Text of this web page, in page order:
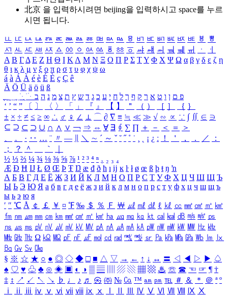
北京 을 입력하시려면 beijing을 입력하시고 space를 누르
시면 됩니다.
ㅥ ㅦ ㅧ ㅨ ㅩ ㅪ ㅫ ㅬ ㅭ ㅮ ㅯ ㅰ ㅱ ㅲ ㅳ ㅴ ㅵ ㅶ ㅷ ㅸ
ㅹ
ㅺ ㅻ ㅼ ㅽ ㅾ ㅿ ㆀ ㆁ ㆂ ㆃ ㆄ ㆅ ㆆ ㆇ ㆈ ㆉ ㆊ ㆋ ㆌ ㆍ
ㆎ
Α Β ΓΔ Ε Ζ Η Θ Ι ΚΛ Μ Ν Ξ Ο Π Ρ Σ ΤΥ Φ Χ Ψ Ω α β γ δ ε ζ η
θ ι κ λ μ ν ξ ο π ρ σ τ υ φ χ ψ ω
á à Á À é è É È ç Ç ê
Ä Ö Ü ä ö ü ß
ִֶֹ ֻּ ׁׂ פ ם ן ו ט א ר ק ף ך ל ח י ע כ ג ד ש ץ ת צ מ נ ה ב
‘ ’ “ ” 〔 〕 〈 〉 「 」 『 』 【 】 ＂ （ ） ［ ］ ｛ ｝
± × ÷ ≠ ≤ ≥ ∞ ∴ ♂ ♀ ∠ ⊥ ⌒ ∂ ∇ ≡ ≒ ≪ ≫ √ ∽ ∝ ∵ ∫ ∬ ∈ ∋
⊆ ⊇ ⊂ ⊃ ∪ ∩ ∧ ∨ ￢ ⇒ ⇔ ∀ ∃ ∮ ∑ ∏ ＋ － ＜ ＝
＞
、
。 · ‥ … ¨ 〃 ― ＼ ∼ ´ ～ ˇ ˘ ˝ ˚ ˙ ¸ ¡ ¿ ː ！ ＇ ， ． ／
：
；
？ ＾ ｀
½ ⅓ ⅔ ¼ ¾ ⅛ ⅜ ⅝ ⅞ ¹ ² ³ ⁴ ⁿ ₁ ₂ ₃ ₄
Æ Ð Ħ Ĳ Ł Ø Œ Þ Ŧ Ŋ æ đ ð ħ ı ĳ ĸ ŀ ł ø œ ß þ ŧ ŋ ŉ
А Б В Г Д Е Ё Ж З И Й К Л М Н О П Р С Т У Ф Х Ц Ч Ш Щ Ъ
Ы Ь Э Ю Я а б в г д е ё ж з и й к л м н о п р с т у ф х ц ч ш щ ъ
ы ь э ю я
′ ″ ℃ Å ￠ ￡ ￥ ¤ ℉ ‰ ＄ ％ Ｆ ￦ ㎕ ㎖ ㎗ ℓ ㎘ ㏄ ㎣ ㎤ ㎥ ㎦
㎙ ㎚ ㎛ ㎜ ㎝ ㎞ ㎟ ㎠ ㎡ ㎢ ㏊ ㎍ ㎎ ㎏ ㏏ ㎈ ㎉ ㏈ ㎧ ㎨ ㎰
㎱ ㎲ ㎳ ㎴ ㎵ ㎶ ㎷ ㎸ ㎹ ㎀ ㎁ ㎂ ㎃ ㎄ ㎺ ㎻ ㎽ ㎾ ㎿ ㎐ ㎑
㎒ ㎓ ㎔ Ω ㏀ ㏁ ㎊ ㎋ ㎌ ㏖ ㏅ ㎭ ㎮ ㎯ ㏛ ㎩ ㎪ ㎫ ㎬ ㏝ ㏐
㏓
㏃ ㏉ ㏜ ㏆
§ ※ ☆ ★ ○ ● ◎ ◇ ◆ □ ■ △ ▽ → ← ↑ ↓ ↔ 〓 ◁ ◀ ▷ ▶ ♤
♠ ♡ ♥ ♧ ♣ ⊙ ◈ ▣ ◐ ◑ ▒ ▤ ▨ ▧ ▦ ▩ ♨ ☏ ☎ ☜ ☞ ¶ †
‡ ↕ ↗ ↙ ↖ ↘ ♭ ♩ ♪ ♬ ㉿ ㈜ № ㏇ ™ ㏂ ㏘ ℡ ＃ ＆ ＊ ＠ ª º
ⅰ
ⅱ ⅲ ⅳ ⅴ ⅵ ⅶ ⅷ ⅸ ⅹ Ⅳ Ⅴ Ⅵ Ⅶ Ⅷ Ⅸ Ⅹ